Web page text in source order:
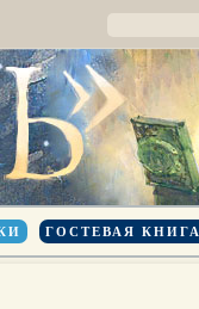
ГОСТЕВАЯ КНИГА